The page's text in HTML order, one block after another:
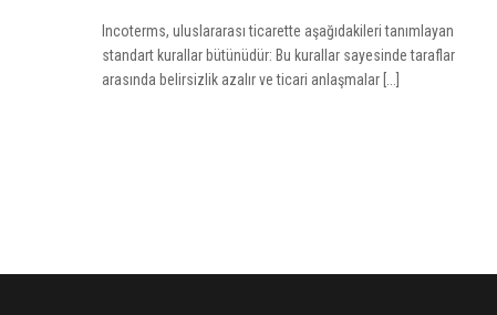
Incoterms, uluslararası ticarette aşağıdakileri tanımlayan
standart kurallar bütünüdür: Bu kurallar sayesinde taraflar
arasında belirsizlik azalır ve ticari anlaşmalar [...]